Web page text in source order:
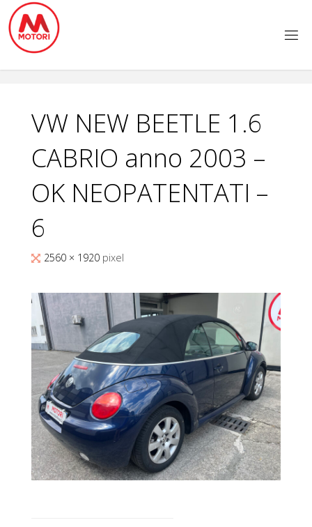
Salta
contenuto
VW NEW BEETLE 1.6
CABRIO anno 2003 –
OK NEOPATENTATI –
6
Tutta2560 × 1920 pixel